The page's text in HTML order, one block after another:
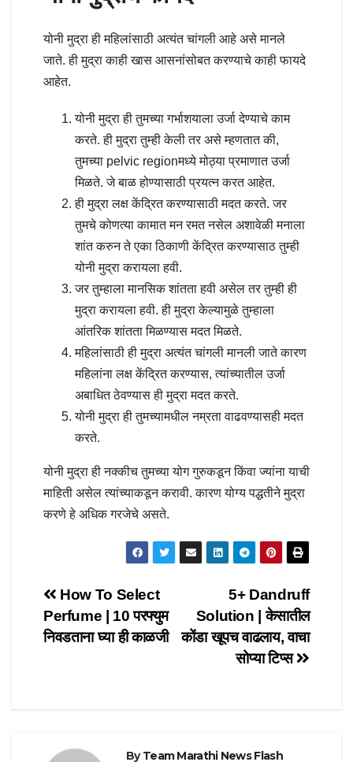
योनी मुद्रा ही महिलांसाठी अत्यंत चांगली आहे असे मानले
जाते. ही मुद्रा काही खास आसनांसोबत करण्याचे काही फायदे
आहेत.
योनी मुद्रा ही तुमच्या गर्भाशयाला उर्जा देण्याचे काम
करते. ही मुद्रा तुम्ही केली तर असे म्हणतात की,
तुमच्या pelvic regionमध्ये मोठ्या प्रमाणात उर्जा
मिळते. जे बाळ होण्यासाठी प्रयत्न करत आहेत.
ही मुद्रा लक्ष केंद्रित करण्यासाठी मदत करते. जर
तुमचे कोणत्या कामात मन रमत नसेल अशावेळी मनाला
शांत करुन ते एका ठिकाणी केंद्रित करण्यासाठ तुम्ही
योनी मुद्रा करायला हवी.
जर तुम्हाला मानसिक शांतता हवी असेल तर तुम्ही ही
मुद्रा करायला हवी. ही मुद्रा केल्यामुळे तुम्हाला
आंतरिक शांतता मिळण्यास मदत मिळते.
महिलांसाठी ही मुद्रा अत्यंत चांगली मानली जाते कारण
महिलांना लक्ष केंद्रित करण्यास, त्यांच्यातील उर्जा
अबाधित ठेवण्यास ही मुद्रा मदत करते.
योनी मुद्रा ही तुमच्यामधील नम्रता वाढवण्यासही मदत
करते.
योनी मुद्रा ही नक्कीच तुमच्या योग गुरुकडून किंवा ज्यांना याची
माहिती असेल त्यांच्याकडून करावी. कारण योग्य पद्धतीने मुद्रा
करणे हे अधिक गरजेचे असते.
Post
navigation
5+ Dandruff
Solution | केसातील
कोंडा खूपच वाढलाय, वाचा
सोप्या टिप्स
How To Select
Perfume | 10 परफ्युम
निवडताना घ्या ही काळजी
ByTeam Marathi News Flash